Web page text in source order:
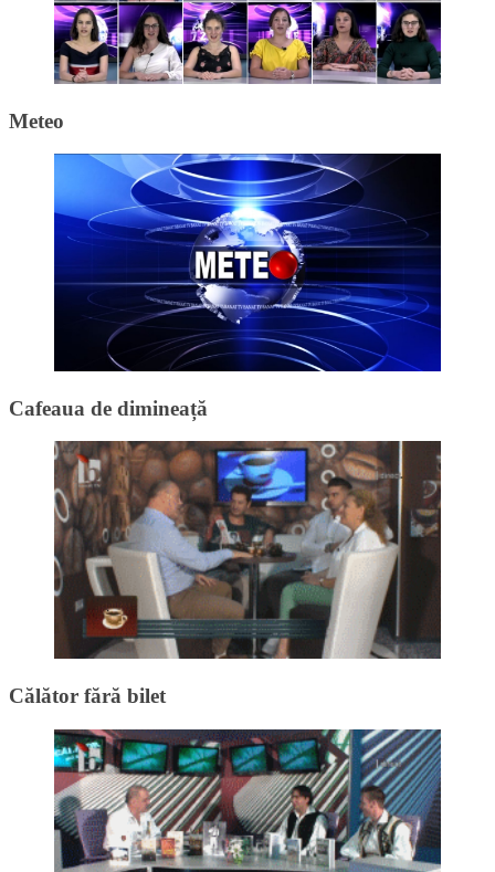
Meteo
Cafeaua de dimineață
Călător fără bilet